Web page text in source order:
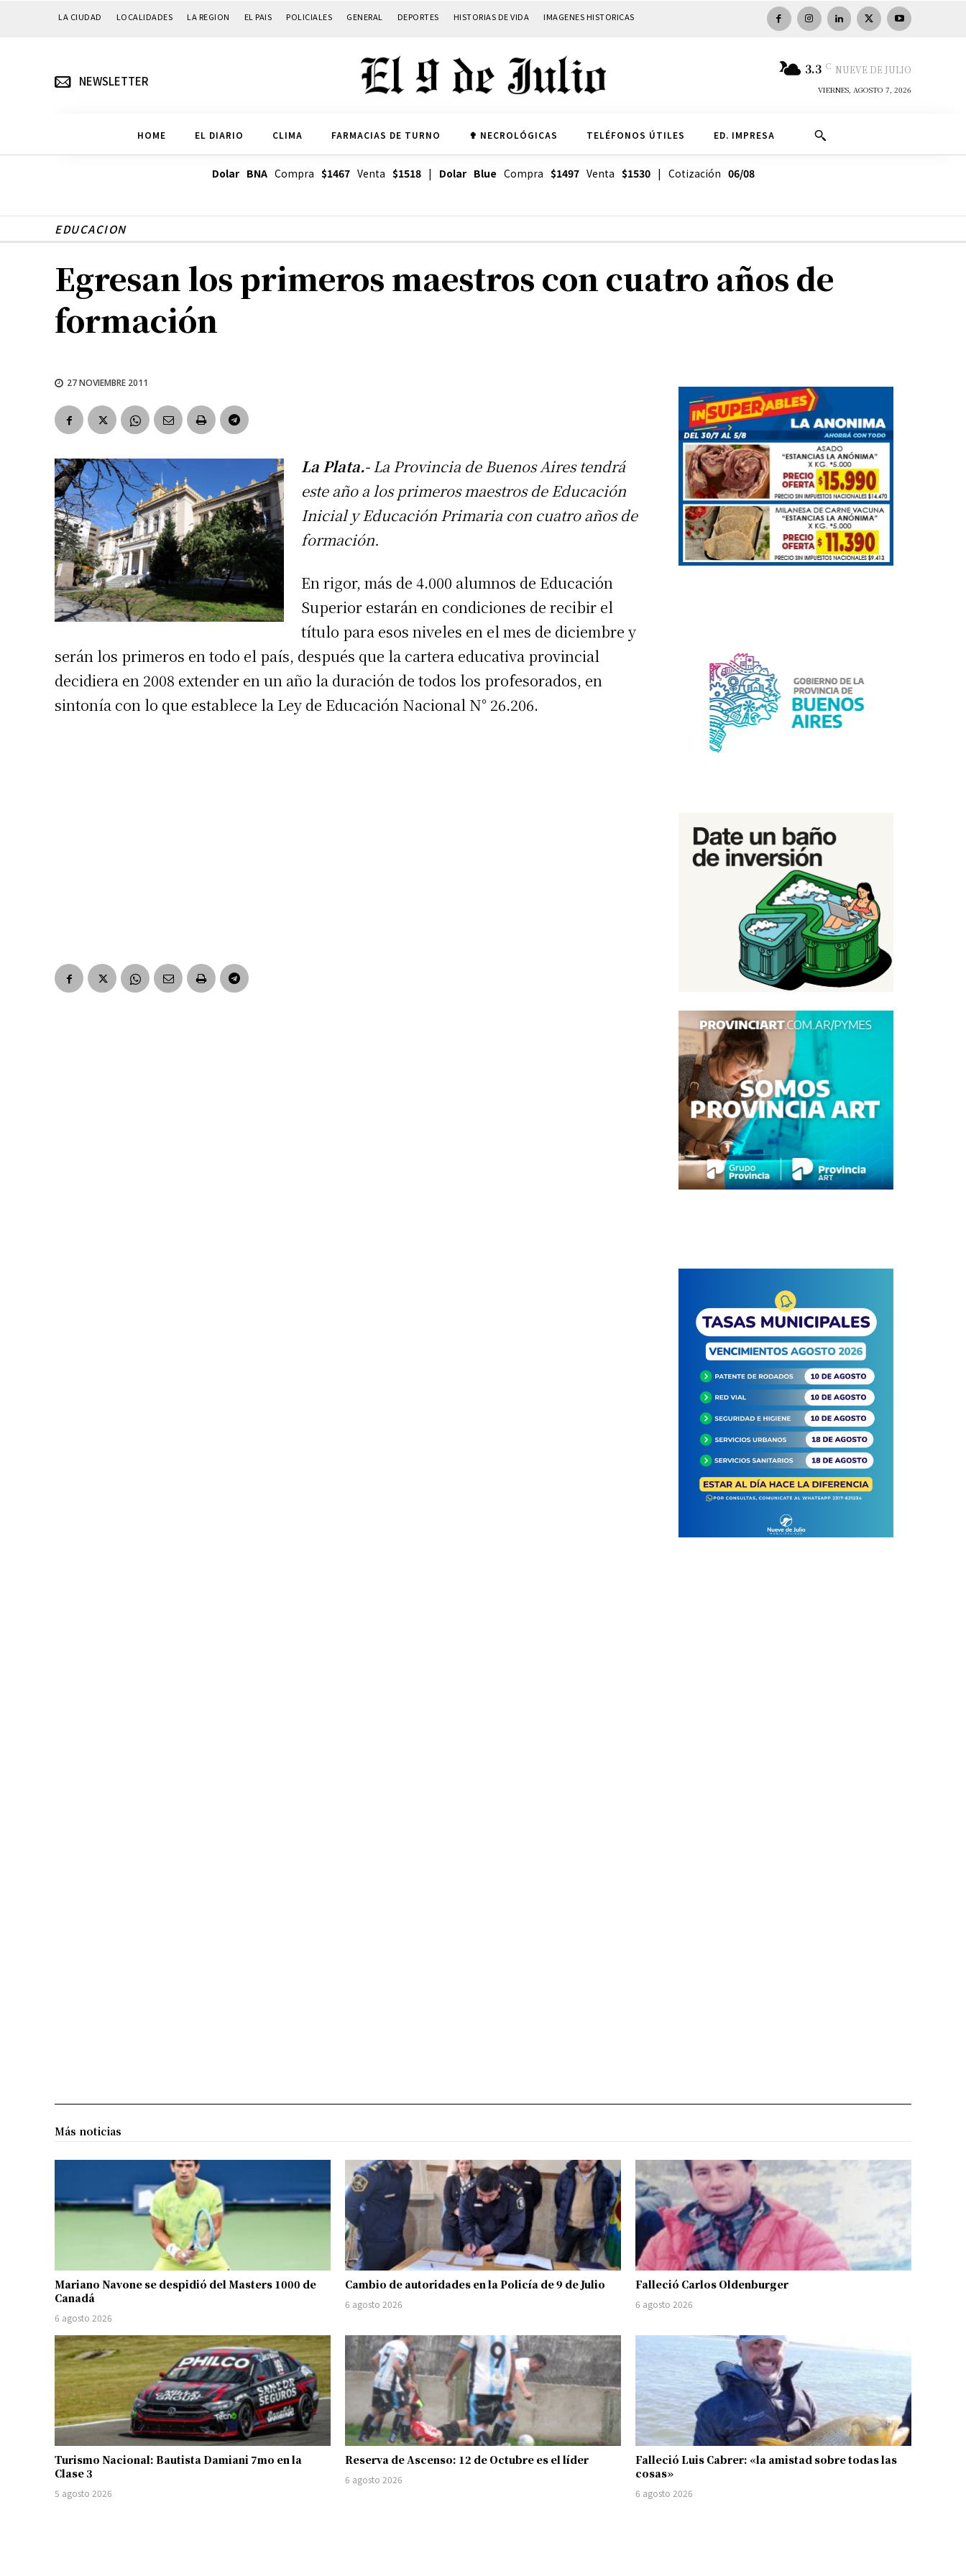
LA CIUDAD LOCALIDADES LA REGION EL PAIS POLICIALES GENERAL DEPORTES HISTORIAS DE VIDA IMAGENES HISTORICAS
NEWSLETTER
3.3 C NUEVE DE JULIO
VIERNES, AGOSTO 7, 2026
HOME EL DIARIO CLIMA FARMACIAS DE TURNO ✟ NECROLÓGICAS TELÉFONOS ÚTILES ED. IMPRESA
Dolar BNACompra $1467Venta $1518| Dolar Blue Compra $1497Venta $1530| Cotización 06/08
EDUCACION
Egresan los primeros maestros con cuatro años de
formación
27 NOVIEMBRE 2011
La Plata.-La Provincia de Buenos Aires tendrá
este año a los primeros maestros de Educación
Inicial y Educación Primaria con cuatro años de
formación.
En rigor, más de 4.000 alumnos de Educación
Superior estarán en condiciones de recibir el
título para esos niveles en el mes de diciembre y
serán los primeros en todo el país, después que la cartera educativa provincial
decidiera en 2008 extender en un año la duración de todos los profesorados, en
sintonía con lo que establece la Ley de Educación Nacional N° 26.206.
Más noticias
Mariano Navone se despidió del Masters 1000 de
Canadá
6 agosto 2026
Cambio de autoridades en la Policía de 9 de Julio
6 agosto 2026
Falleció Carlos Oldenburger
6 agosto 2026
Turismo Nacional: Bautista Damiani 7mo en la
Clase 3
5 agosto 2026
Reserva de Ascenso: 12 de Octubre es el líder
6 agosto 2026
Falleció Luis Cabrer: «la amistad sobre todas las
cosas»
6 agosto 2026